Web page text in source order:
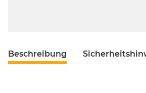
Beschreibung